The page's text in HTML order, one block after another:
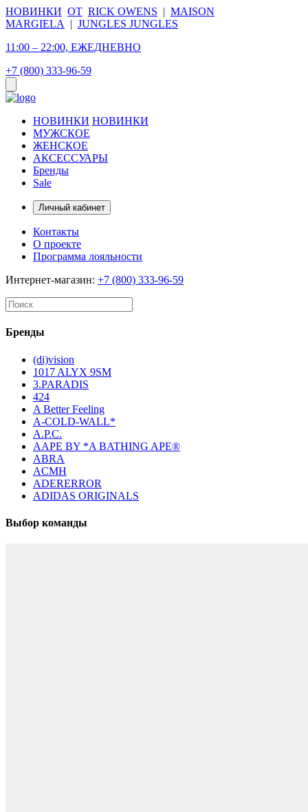
НОВИНКИ ОТ RICK OWENS | MAISON
MARGIELA
| JUNGLES JUNGLES
11:00 – 22:00, ЕЖЕДНЕВНО
+7 (800) 333-96-59
НОВИНКИ НОВИНКИ
МУЖСКОЕ
ЖЕНСКОЕ
АКСЕССУАРЫ
Бренды
Sale
Личный кабинет
Контакты
О проекте
Программа лояльности
Интернет-магазин: +7 (800) 333-96-59
Бренды
(di)vision
1017 ALYX 9SM
3.PARADIS
424
A Better Feeling
A-COLD-WALL*
A.P.C.
AAPE BY *A BATHING APE®
ABRA
ACMH
ADERERROR
ADIDAS ORIGINALS
Выбор команды